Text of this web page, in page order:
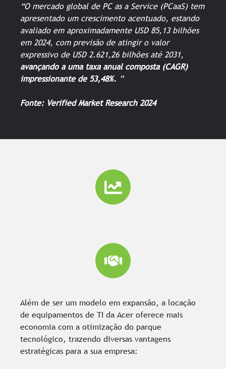
“O mercado global de PC as a Service (PCaaS) tem
apresentado um crescimento acentuado, estando
avaliado em aproximadamente USD 85,13 bilhões
em 2024, com previsão de atingir o valor
expressivo de USD 2.621,26 bilhões até 2031,
avançando a uma taxa anual composta (CAGR)
impressionante de 53,48%. ”
Fonte: Verified Market Research 2024
Além de ser um modelo em expansão, a locação
de equipamentos de TI da Acer oferece mais
economia com a otimização do parque
tecnológico, trazendo diversas vantagens
estratégicas para a sua empresa: